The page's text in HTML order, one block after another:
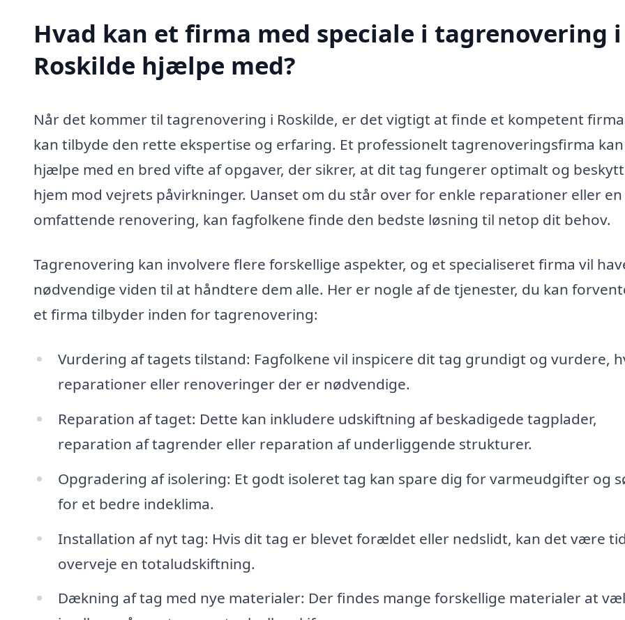
Hvad kan et firma med speciale i tagrenovering i
Roskilde hjælpe med?
Når det kommer til tagrenovering i Roskilde, er det vigtigt at finde et kompetent
kan tilbyde den rette ekspertise og erfaring. Et professionelt tagrenoveringsfirma kan
hjælpe med en bred vifte af opgaver, der sikrer, at dit tag fungerer optimalt og
hjem mod vejrets påvirkninger. Uanset om du står over for enkle reparationer eller en
omfattende renovering, kan fagfolkene finde den bedste løsning til netop dit behov.
Tagrenovering kan involvere flere forskellige aspekter, og et specialiseret firma vil
nødvendige viden til at håndtere dem alle. Her er nogle af de tjenester, du kan
et firma tilbyder inden for tagrenovering:
Vurdering af tagets tilstand: Fagfolkene vil inspicere dit tag grundigt og vurdere,
reparationer eller renoveringer der er nødvendige.
Reparation af taget: Dette kan inkludere udskiftning af beskadigede tagplader,
reparation af tagrender eller reparation af underliggende strukturer.
Opgradering af isolering: Et godt isoleret tag kan spare dig for varmeudgifter og
for et bedre indeklima.
Installation af nyt tag: Hvis dit tag er blevet forældet eller nedslidt, kan det være
overveje en totaludskiftning.
Dækning af tag med nye materialer: Der findes mange forskellige materialer at